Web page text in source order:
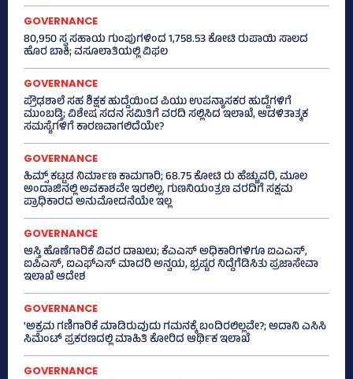
GOVERNANCE
80,950 ಸ್ವ ಸಹಾಯ ಗುಂಪುಗಳಿಂದ 1,758.53 ಕೋಟಿ ರುಪಾಯಿ ಸಾಲದ
ಹೊರ ಬಾಕಿ; ವಸೂಲಾತಿಯಲ್ಲಿ ವಿಫಲ
GOVERNANCE
ಪ್ರೌಢಶಾಲೆ ಸಹ ಶಿಕ್ಷಕ ಹುದ್ದೆಯಿಂದ ಪಿಯು ಉಪನ್ಯಾಸಕರ ಹುದ್ದೆಗಳಿಗೆ
ಮುಂಬಡ್ತಿ; ವಿಶೇಷ ಸದನ ಸಮಿತಿಗೆ ವರದಿ ಸಲ್ಲಿಸಿದ ಇಲಾಖೆ, ಆಡಳಿತಾತ್ಮಕ
ಸಮಸ್ಯೆಗಳಿಗೆ ಕಾರಣವಾಗಲಿದೆಯೇ?
GOVERNANCE
ಹಿಮ್ಸ್‌ ಕಟ್ಟಡ ನಿರ್ಮಾಣ ಕಾಮಗಾರಿ; 68.75 ಕೋಟಿ ರು ಹೆಚ್ಚುವರಿ, ಮೂಲ
ಅಂದಾಜಿನಲ್ಲಿ ಅವಕಾಶವೇ ಇರಲಿಲ್ಲ, ಗುಣನಿಯಂತ್ರಣ ವರದಿಗೆ ಸಕ್ಷಮ
ಪ್ರಾಧಿಕಾರದ ಅನುಮೋದನೆಯೇ ಇಲ್ಲ
GOVERNANCE
ಆಸ್ತಿ ಹೊಣೆಗಾರಿಕೆ ವಿವರ ದಾಖಲು; ಕೆಎಎಸ್ ಅಧಿಕಾರಿಗಳಿಗೂ ಐಎಎಸ್‌,
ಐಪಿಎಸ್‌, ಐಎಫ್‌ಎಸ್‌ ಮಾದರಿ ಅನ್ವಯ, ಭ್ರಷ್ಟರ ನಿದ್ದೆಗೆಡಿಸಿತು ಪ್ರಜಾಸೇವಾ
ಇಲಾಖೆ ಆದೇಶ
GOVERNANCE
‘ಅಕ್ರಮ ಗಣಿಗಾರಿಕೆ ಮಾಡಿರುವುದು ಗಮನಕ್ಕೆ ಬಂದಿರಲಿಲ್ಲವೇ?; ಅದಾನಿ ಎಸಿಸಿ
ಸಿಮೆಂಟ್ ಪ್ರಕರಣದಲ್ಲಿ ಮಾಹಿತಿ ಕೋರಿದ ಆರ್ಥಿಕ ಇಲಾಖೆ
GOVERNANCE